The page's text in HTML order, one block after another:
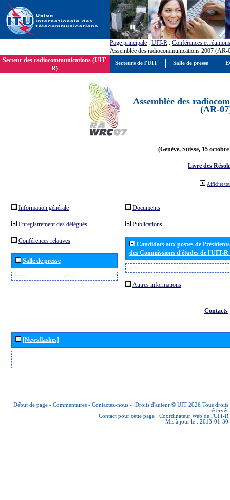
Page principale : UIT-R : Conférences et réunions
Assemblée des radiocommunications 2007 (AR-
Secteur des radiocommunications (UIT-
R)
Assemblée des
(AR-
(Genève, Suisse, 15
Livre des
Afficher
Information générale
Enregistrement des délégués
Conférences relatives
Salle de presse
Documents
Publications
Candidats aux postes de
des Commissions d'études de l'UIT-
Autres informations
Contacts
[Newsflashes]
Début de page - Commentaires - Contactez-nous - Droits d'auteur © UIT 2026 Tous droits
réservés
Contact pour cette page : Coordinateur Web de l'UIT-R
Mis à jour le : 2013-01-30
Secteurs de l'UIT Salle de presse